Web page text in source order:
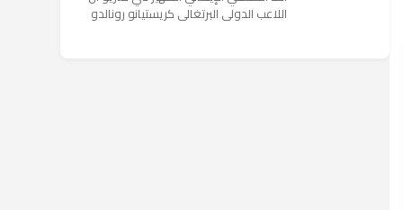
اللاعب الدولي البرتغالي كريستيانو رونالدو